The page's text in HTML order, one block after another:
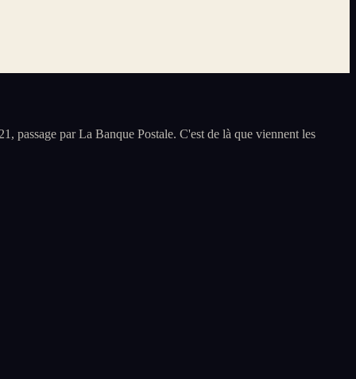
passage par La Banque Postale. C'est de là que viennent les